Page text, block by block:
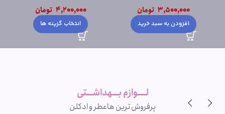
3,500,000 تومان
افزودن به سبد خرید
4,200,000 تومان
انتخاب گزینه ها
لــــوازم بـــهداشـــتی
پرفروش ترین هاعطر و ادکلن